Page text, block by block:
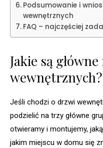
Podsumowanie i
wewnętrznych
FAQ – najczęściej
Jakie są
wewnętrznych?
Jeśli chodzi o drzwi
podzielić na trzy główne
otwieramy i montujemy,
jakim miejscu w domu się